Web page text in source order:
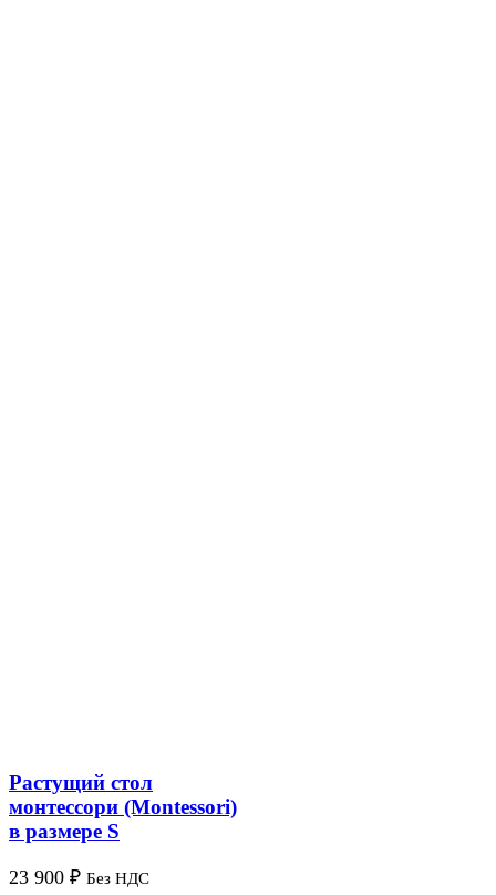
Растущий стол
монтессори (Montessori)
в размере S
23 900 ₽ Без НДС